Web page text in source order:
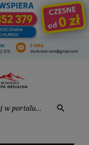
search